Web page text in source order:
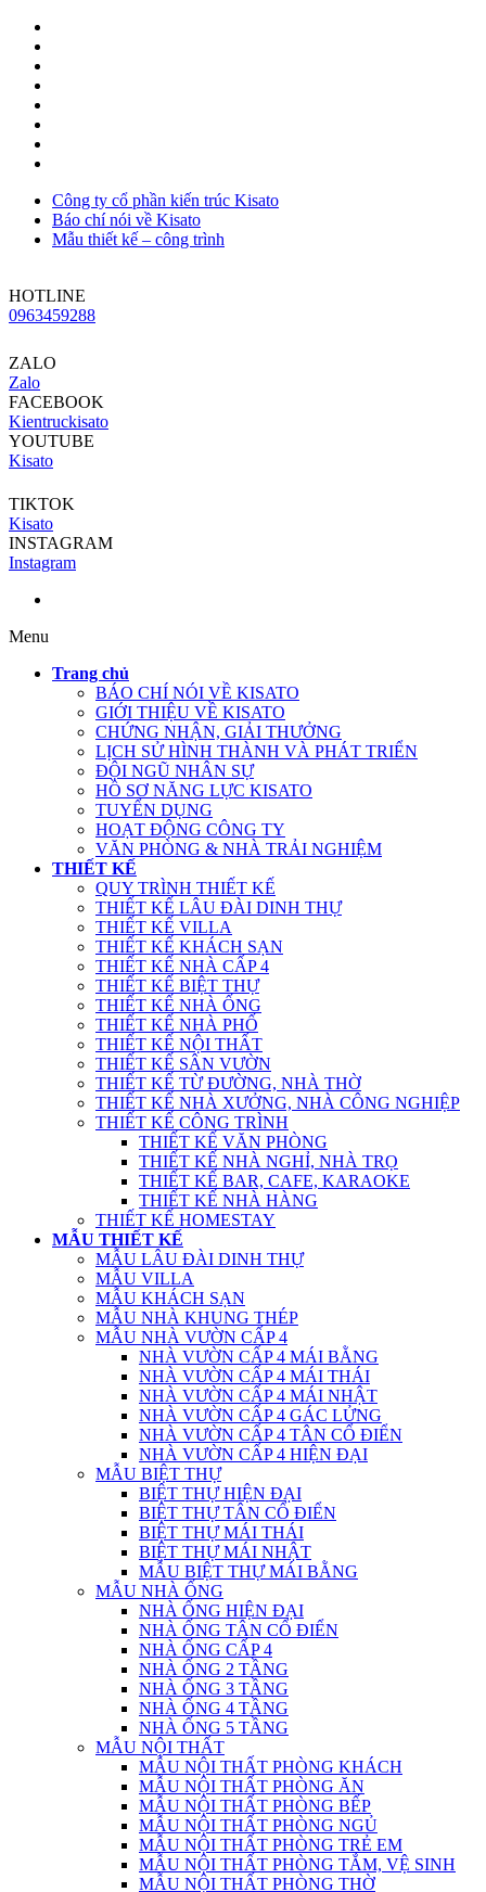
Công ty cổ phần kiến trúc Kisato
Báo chí nói về Kisato
Mẫu thiết kế – công trình
HOTLINE
0963459288
ZALO
Zalo
FACEBOOK
Kientruckisato
YOUTUBE
Kisato
TIKTOK
Kisato
INSTAGRAM
Instagram
Menu
Trang chủ
BÁO CHÍ NÓI VỀ KISATO
GIỚI THIỆU VỀ KISATO
CHỨNG NHẬN, GIẢI THƯỞNG
LỊCH SỬ HÌNH THÀNH VÀ PHÁT TRIỂN
ĐỘI NGŨ NHÂN SỰ
HỒ SƠ NĂNG LỰC KISATO
TUYỂN DỤNG
HOẠT ĐỘNG CÔNG TY
VĂN PHÒNG & NHÀ TRẢI NGHIỆM
THIẾT KẾ
QUY TRÌNH THIẾT KẾ
THIẾT KẾ LÂU ĐÀI DINH THỰ
THIẾT KẾ VILLA
THIẾT KẾ KHÁCH SẠN
THIẾT KẾ NHÀ CẤP 4
THIẾT KẾ BIỆT THỰ
THIẾT KẾ NHÀ ỐNG
THIẾT KẾ NHÀ PHỐ
THIẾT KẾ NỘI THẤT
THIẾT KẾ SÂN VƯỜN
THIẾT KẾ TỪ ĐƯỜNG, NHÀ THỜ
THIẾT KẾ NHÀ XƯỞNG, NHÀ CÔNG NGHIỆP
THIẾT KẾ CÔNG TRÌNH
THIẾT KẾ VĂN PHÒNG
THIẾT KẾ NHÀ NGHỈ, NHÀ TRỌ
THIẾT KẾ BAR, CAFE, KARAOKE
THIẾT KẾ NHÀ HÀNG
THIẾT KẾ HOMESTAY
MẪU THIẾT KẾ
MẪU LÂU ĐÀI DINH THỰ
MẪU VILLA
MẪU KHÁCH SẠN
MẪU NHÀ KHUNG THÉP
MẪU NHÀ VƯỜN CẤP 4
NHÀ VƯỜN CẤP 4 MÁI BẰNG
NHÀ VƯỜN CẤP 4 MÁI THÁI
NHÀ VƯỜN CẤP 4 MÁI NHẬT
NHÀ VƯỜN CẤP 4 GÁC LỬNG
NHÀ VƯỜN CẤP 4 TÂN CỔ ĐIỂN
NHÀ VƯỜN CẤP 4 HIỆN ĐẠI
MẪU BIỆT THỰ
BIỆT THỰ HIỆN ĐẠI
BIỆT THỰ TÂN CỔ ĐIỂN
BIỆT THỰ MÁI THÁI
BIỆT THỰ MÁI NHẬT
MẪU BIỆT THỰ MÁI BẰNG
MẪU NHÀ ỐNG
NHÀ ỐNG HIỆN ĐẠI
NHÀ ỐNG TÂN CỔ ĐIỂN
NHÀ ỐNG CẤP 4
NHÀ ỐNG 2 TẦNG
NHÀ ỐNG 3 TẦNG
NHÀ ỐNG 4 TẦNG
NHÀ ỐNG 5 TẦNG
MẪU NỘI THẤT
MẪU NỘI THẤT PHÒNG KHÁCH
MẪU NỘI THẤT PHÒNG ĂN
MẪU NỘI THẤT PHÒNG BẾP
MẪU NỘI THẤT PHÒNG NGỦ
MẪU NỘI THẤT PHÒNG TRẺ EM
MẪU NỘI THẤT PHÒNG TẮM, VỆ SINH
MẪU NỘI THẤT PHÒNG THỜ